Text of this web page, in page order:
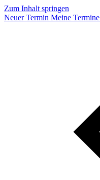
Zum Inhalt springen
Neuer Termin Meine Termine